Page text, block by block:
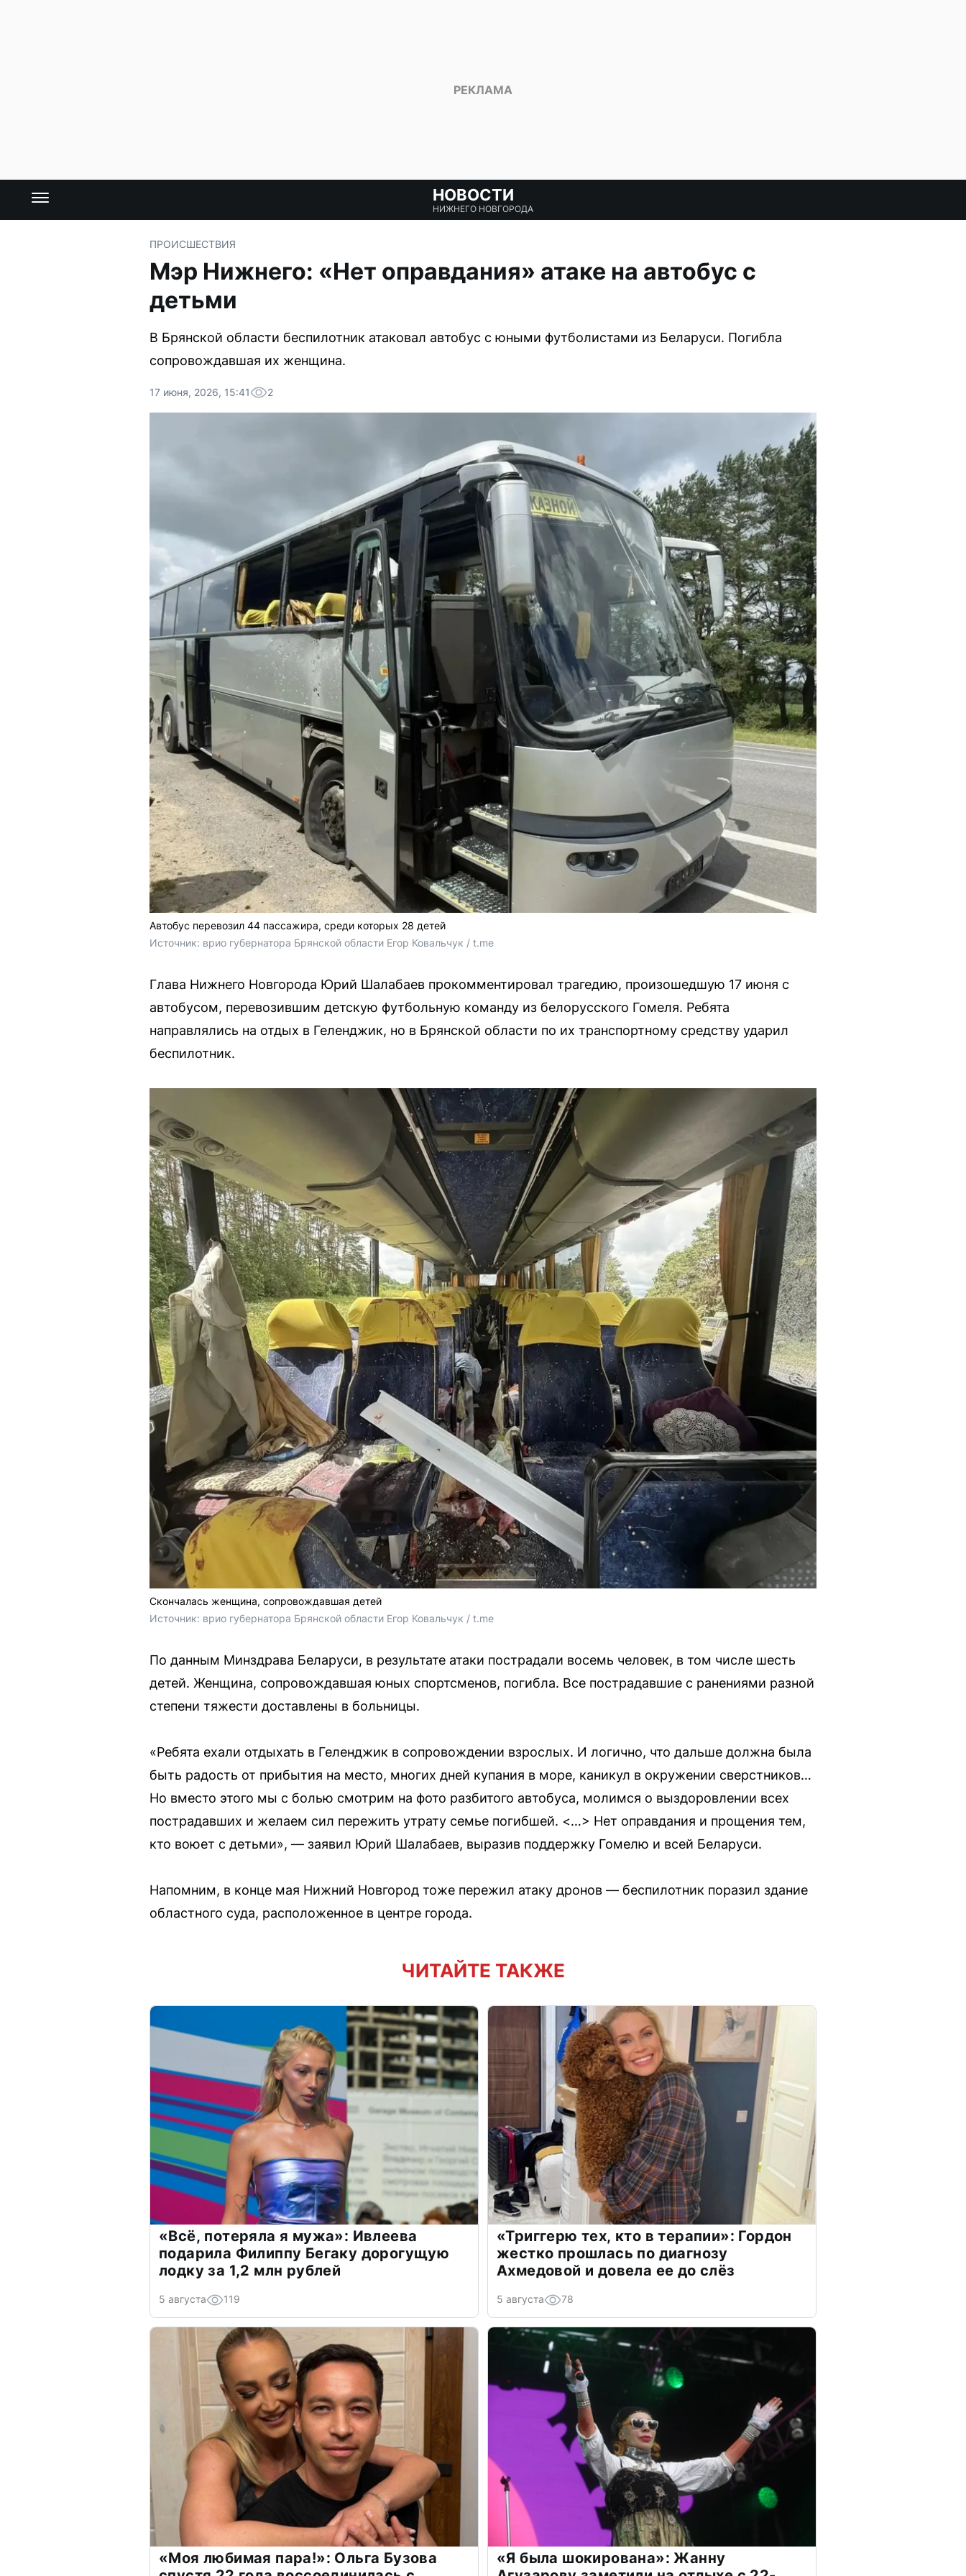
НОВОСТИ
НИЖНЕГО НОВГОРОДА
ПРОИСШЕСТВИЯ
Мэр Нижнего: «Нет оправдания» атаке на автобус с
детьми
В Брянской области беспилотник атаковал автобус с юными футболистами из Беларуси. Погибла
сопровождавшая их женщина.
17 июня, 2026, 15:41 2
Автобус перевозил 44 пассажира, среди которых 28 детей
Источник: врио губернатора Брянской области Егор Ковальчук / t.me
Глава Нижнего Новгорода Юрий Шалабаев прокомментировал трагедию, произошедшую 17 июня с
автобусом, перевозившим детскую футбольную команду из белорусского Гомеля. Ребята
направлялись на отдых в Геленджик, но в Брянской области по их транспортному средству ударил
беспилотник.
Скончалась женщина, сопровождавшая детей
Источник: врио губернатора Брянской области Егор Ковальчук / t.me
По данным Минздрава Беларуси, в результате атаки пострадали восемь человек, в том числе шесть
детей. Женщина, сопровождавшая юных спортсменов, погибла. Все пострадавшие с ранениями разной
степени тяжести доставлены в больницы.
«Ребята ехали отдыхать в Геленджик в сопровождении взрослых. И логично, что дальше должна была
быть радость от прибытия на место, многих дней купания в море, каникул в окружении сверстников…
Но вместо этого мы с болью смотрим на фото разбитого автобуса, молимся о выздоровлении всех
пострадавших и желаем сил пережить утрату семье погибшей. <…> Нет оправдания и прощения тем,
кто воюет с детьми», — заявил Юрий Шалабаев, выразив поддержку Гомелю и всей Беларуси.
Напомним, в конце мая Нижний Новгород тоже пережил атаку дронов — беспилотник поразил здание
областного суда, расположенное в центре города.
ЧИТАЙТЕ ТАКЖЕ
«Всё, потеряла я мужа»: Ивлеева
подарила Филиппу Бегаку дорогущую
лодку за 1,2 млн рублей
5 августа 119
«Триггерю тех, кто в терапии»: Гордон
жестко прошлась по диагнозу
Ахмедовой и довела ее до слёз
5 августа 78
«Моя любимая пара!»: Ольга Бузова
«Я была шокирована»: Жанну